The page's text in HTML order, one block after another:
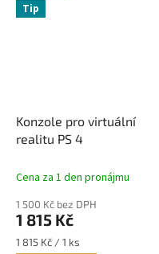
Tip
Konzole pro virtuální
realitu PS 4
Cena za 1 den pronájmu
1 500 Kč bez DPH
1 815 Kč
Měrná
1 815 Kč / 1 ks